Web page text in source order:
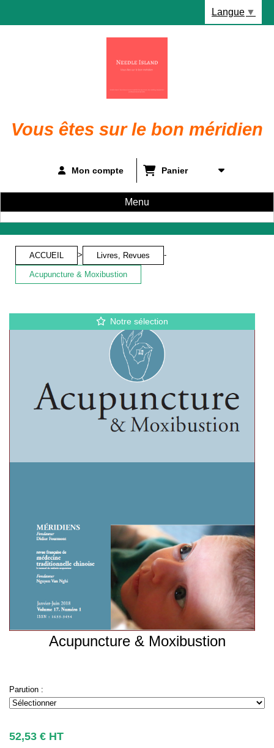
Vous êtes sur le bon méridien
Mon compte Panier
Menu
ACCUEIL > Livres, Revues -
Acupuncture & Moxibustion
Notre sélection
Acupuncture & Moxibustion
Parution :
52,53 € HT
Langue ▼